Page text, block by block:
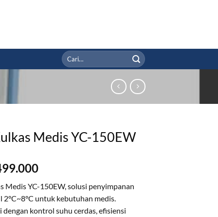
Pencarian
untuk:
Medis YC-150EW
Medis YC-150EW, solusi penyimpanan
2°C~8°C untuk kebutuhan medis.
dengan kontrol suhu cerdas, efisiensi